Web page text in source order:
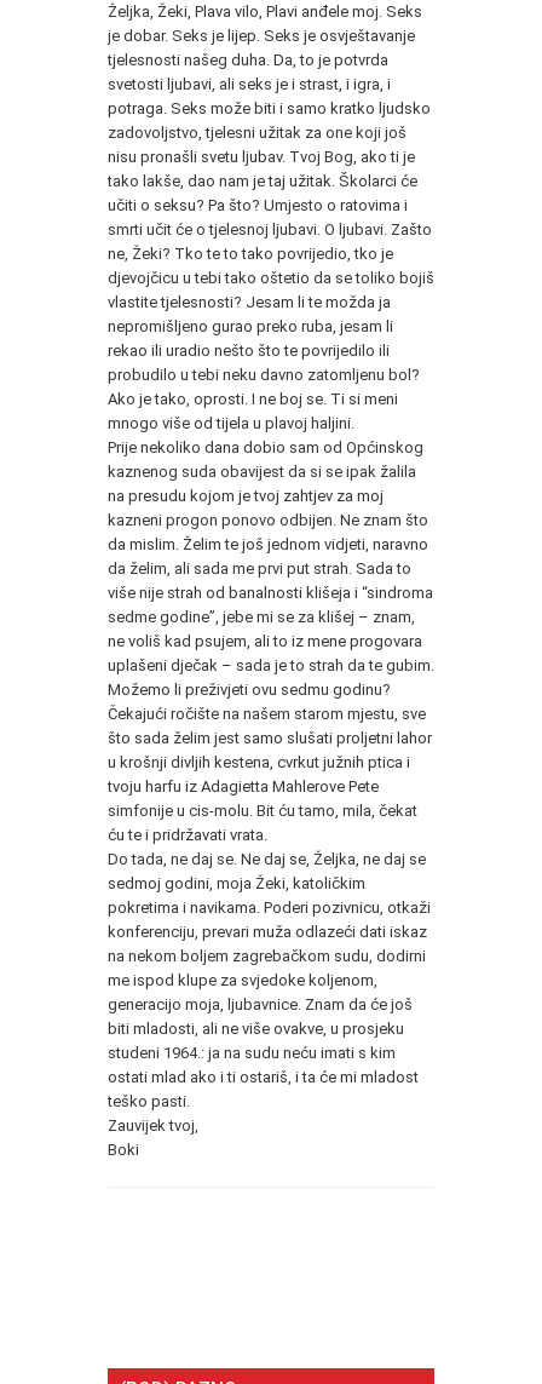
Željka, Žeki, Plava vilo, Plavi anđele moj. Seks
je dobar. Seks je lijep. Seks je osvještavanje
tjelesnosti našeg duha. Da, to je potvrda
svetosti ljubavi, ali seks je i strast, i igra, i
potraga. Seks može biti i samo kratko ljudsko
zadovoljstvo, tjelesni užitak za one koji još
nisu pronašli svetu ljubav. Tvoj Bog, ako ti je
tako lakše, dao nam je taj užitak. Školarci će
učiti o seksu? Pa što? Umjesto o ratovima i
smrti učit će o tjelesnoj ljubavi. O ljubavi. Zašto
ne, Žeki? Tko te to tako povrijedio, tko je
djevojčicu u tebi tako oštetio da se toliko bojiš
vlastite tjelesnosti? Jesam li te možda ja
nepromišljeno gurao preko ruba, jesam li
rekao ili uradio nešto što te povrijedilo ili
probudilo u tebi neku davno zatomljenu bol?
Ako je tako, oprosti. I ne boj se. Ti si meni
mnogo više od tijela u plavoj haljini.
Prije nekoliko dana dobio sam od Općinskog
kaznenog suda obavijest da si se ipak žalila
na presudu kojom je tvoj zahtjev za moj
kazneni progon ponovo odbijen. Ne znam što
da mislim. Želim te još jednom vidjeti, naravno
da želim, ali sada me prvi put strah. Sada to
više nije strah od banalnosti klišeja i “sindroma
sedme godine”, jebe mi se za klišej – znam,
ne voliš kad psujem, ali to iz mene progovara
uplašeni dječak – sada je to strah da te gubim.
Možemo li preživjeti ovu sedmu godinu?
Čekajući ročište na našem starom mjestu, sve
što sada želim jest samo slušati proljetni lahor
u krošnji divljih kestena, cvrkut južnih ptica i
tvoju harfu iz Adagietta Mahlerove Pete
simfonije u cis-molu. Bit ću tamo, mila, čekat
ću te i pridržavati vrata.
Do tada, ne daj se. Ne daj se, Željka, ne daj se
sedmoj godini, moja Žeki, katoličkim
pokretima i navikama. Poderi pozivnicu, otkaži
konferenciju, prevari muža odlazeći dati iskaz
na nekom boljem zagrebačkom sudu, dodirni
me ispod klupe za svjedoke koljenom,
generacijo moja, ljubavnice. Znam da će još
biti mladosti, ali ne više ovakve, u prosjeku
studeni 1964.: ja na sudu neću imati s kim
ostati mlad ako i ti ostariš, i ta će mi mladost
teško pasti.
Zauvijek tvoj,
Boki